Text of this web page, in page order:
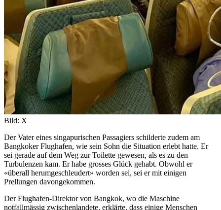
Bild: X
Der Vater eines singapurischen Passagiers schilderte zudem am
Bangkoker Flughafen, wie sein Sohn die Situation erlebt hatte. Er
sei gerade auf dem Weg zur Toilette gewesen, als es zu den
Turbulenzen kam. Er habe grosses Glück gehabt. Obwohl er
«überall herumgeschleudert» worden sei, sei er mit einigen
Prellungen davongekommen.
Der Flughafen-Direktor von Bangkok, wo die Maschine
notfallmässig zwischenlandete, erklärte, dass einige Menschen